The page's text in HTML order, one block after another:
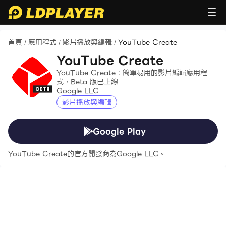
首頁 / 應用程式 / 影片播放與編輯 / YouTube Create
YouTube Create
YouTube Create：簡單易用的影片編輯應用程
式，Beta 版已上線
Google LLC
影片播放與編輯
Google Play
YouTube Create的官方開發商為Google LLC。